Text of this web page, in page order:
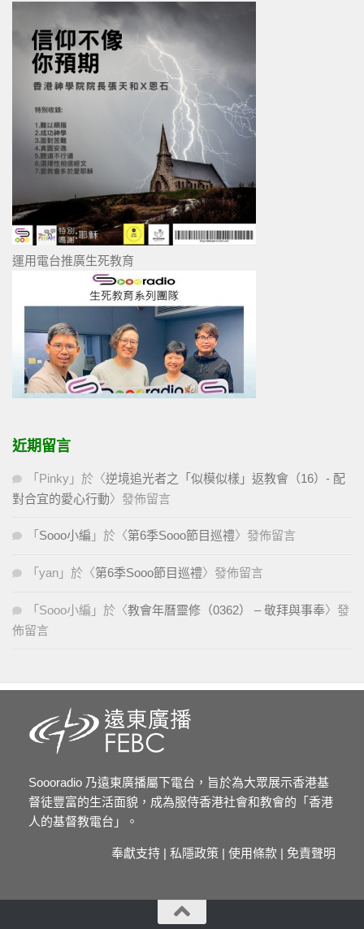
運用電台推廣生死教育
近期留言
「 Pinky 」於〈逆境追光者之「似模似樣」返教會（16）- 配
對合宜的愛心行動〉發佈留言
「 Sooo小編 」於〈第6季Sooo節目巡禮〉發佈留言
「 yan 」於〈第6季Sooo節目巡禮〉發佈留言
「 Sooo小編 」於〈教會年曆靈修（0362） – 敬拜與事奉〉發
佈留言
Soooradio 乃遠東廣播屬下電台，旨於為大眾展示香港基
督徒豐富的生活面貌，成為服侍香港社會和教會的「香港
人的基督教電台」。
奉獻支持 | 私隱政策 | 使用條款 | 免責聲明